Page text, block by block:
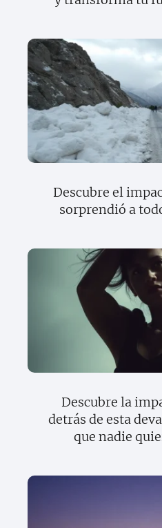
Descubre el
sorprendió a
Descubre la
detrás de esta
que nadie